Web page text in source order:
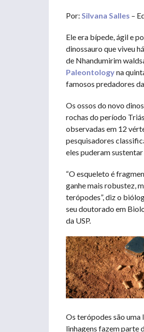
Por: Silvana Salles –
Ele era bípede, ágil e
dinossauro que viveu
de Nhandumirim
Paleontologyna
famosos predadores
Os ossos do novo
rochas do período
observadas em 12
pesquisadores
eles puderam
“O esqueleto é
ganhe mais robustez,
terópodes”, diz o
seu doutorado em
da USP.
Os terópodes são uma
linhagens fazem parte